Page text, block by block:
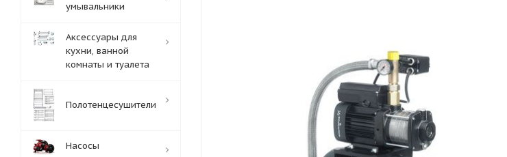
умывальники
Аксессуары для
кухни, ванной
комнаты и туалета
Полотенцесушители
Насосы